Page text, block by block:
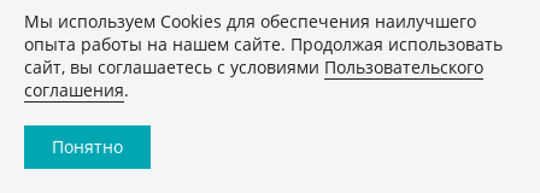
Мы используем Сookies для обеспечения наилучшего
опыта работы на нашем сайте. Продолжая использовать
сайт, вы соглашаетесь с условиями Пользовательского
соглашения.
Понятно